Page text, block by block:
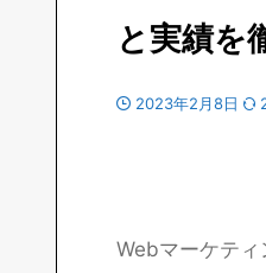
と実績を
2023年2月8日
Webマーケテ